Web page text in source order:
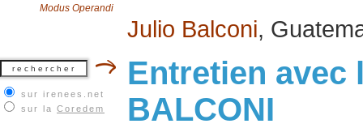
Modus Operandi
sur irenees.net
sur la Coredem
Julio Balconi,
Entretien avec
BALCONI